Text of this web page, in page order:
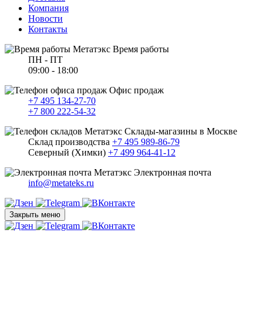
Компания
Новости
Контакты
Время работы
ПН - ПТ
09:00 - 18:00
Офис продаж
+7 495 134-27-70
+7 800 222-54-32
Склады-магазины в Москве
Склад производства +7 495 989-86-79
Северный (Химки) +7 499 964-41-12
Электронная почта
info@metateks.ru
Закрыть меню